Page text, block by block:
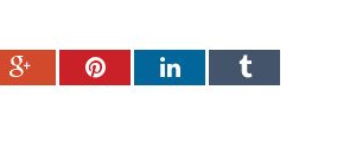
Google+PinterestLinkedInTumblr